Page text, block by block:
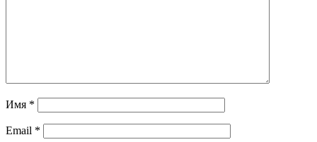
Имя *
Email *